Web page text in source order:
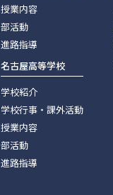
授業内容
部活動
進路指導
名古屋高等学校
学校紹介
学校行事・課外活動
授業内容
部活動
進路指導